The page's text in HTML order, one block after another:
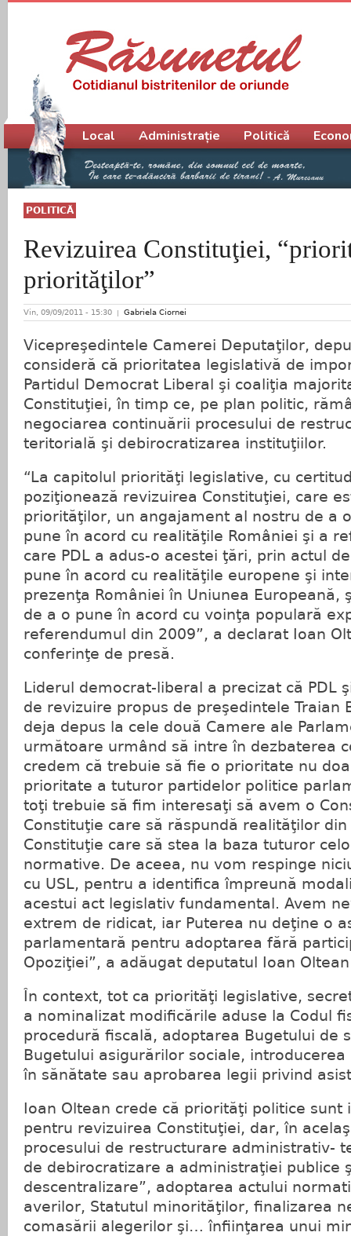
POLITICĂ
Revizuirea Constituţiei,
priorităţilor”
Vin, 09/09/2011 - 15:30 Gabriela Ciornei
Vicepreşedintele Camerei Deputaţilor,
consideră că prioritatea legislativă de
Partidul Democrat Liberal şi coaliţia
Constituţiei, în timp ce, pe plan politic,
negociarea continuării procesului de
teritorială şi debirocratizarea instituţiilor.
“La capitolul priorităţi legislative, cu
poziţionează revizuirea Constituţiei, care
priorităţilor, un angajament al nostru de a
pune în acord cu realităţile României şi a
care PDL a adus-o acestei ţări, prin actul
pune în acord cu realităţile europene şi
prezenţa României în Uniunea Europeană,
de a o pune în acord cu voinţa populară
referendumul din 2009”, a declarat Ioan
conferinţe de presă.
Liderul democrat-liberal a precizat că PDL
de revizuire propus de preşedintele Traian
deja depus la cele două Camere ale
următoare urmând să intre în dezbaterea
credem că trebuie să fie o prioritate nu
prioritate a tuturor partidelor politice
toţi trebuie să fim interesaţi să avem o
Constituţie care să răspundă realităţilor din
Constituţie care să stea la baza tuturor
normative. De aceea, nu vom respinge
cu USL, pentru a identifica împreună
acestui act legislativ fundamental. Avem
extrem de ridicat, iar Puterea nu deţine o
parlamentară pentru adoptarea fără
Opoziţiei”, a adăugat deputatul Ioan
În context, tot ca priorităţi legislative,
a nominalizat modificările aduse la Codul
procedură fiscală, adoptarea Bugetului de
Bugetului asigurărilor sociale,
în sănătate sau aprobarea legii privind
Ioan Oltean crede că priorităţi politice
pentru revizuirea Constituţiei, dar, în
procesului de restructurare administrativ-
de debirocratizare a administraţiei publice
descentralizare”, adoptarea actului
averilor, Statutul minorităţilor, finalizarea
comasării alegerilor şi… înfiinţarea unui
Meniu principal
Local Administrație Politică